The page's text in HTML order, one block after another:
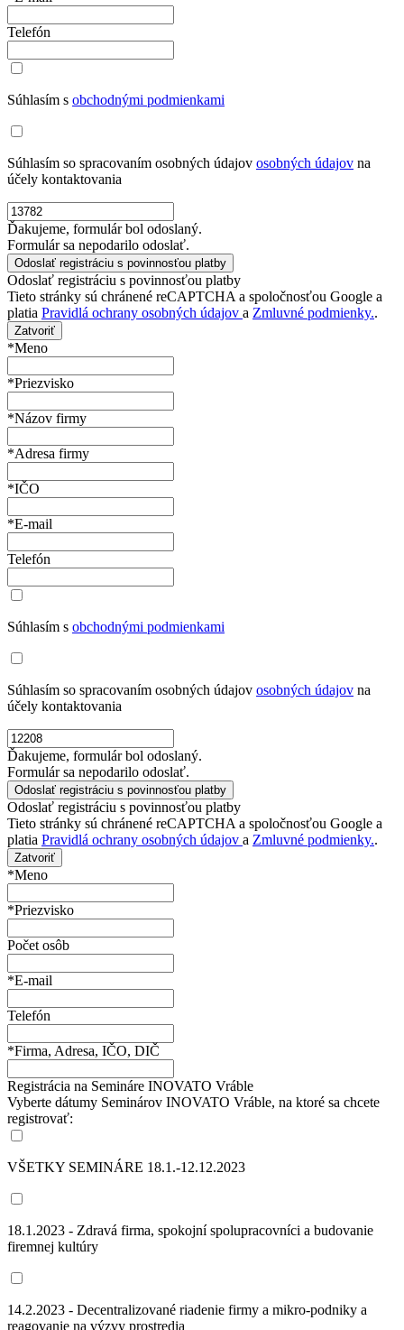
Telefón
Súhlasím s obchodnými podmienkami
Súhlasím so spracovaním osobných údajov osobných údajov na
účely kontaktovania
Ďakujeme, formulár bol odoslaný.
Formulár sa nepodarilo odoslať.
Odoslať registráciu s povinnosťou platby
Tieto stránky sú chránené reCAPTCHA a spoločnosťou Google a
platia Pravidlá ochrany osobných údajov a Zmluvné podmienky..
Zatvoriť
*Meno
*Priezvisko
*Názov firmy
*Adresa firmy
*IČO
*E-mail
Telefón
Súhlasím s obchodnými podmienkami
Súhlasím so spracovaním osobných údajov osobných údajov na
účely kontaktovania
Ďakujeme, formulár bol odoslaný.
Formulár sa nepodarilo odoslať.
Odoslať registráciu s povinnosťou platby
Tieto stránky sú chránené reCAPTCHA a spoločnosťou Google a
platia Pravidlá ochrany osobných údajov a Zmluvné podmienky..
Zatvoriť
*Meno
*Priezvisko
Počet osôb
*E-mail
Telefón
*Firma, Adresa, IČO, DIČ
Registrácia na Semináre INOVATO Vráble
Vyberte dátumy Seminárov INOVATO Vráble, na ktoré sa chcete
registrovať:
VŠETKY SEMINÁRE 18.1.-12.12.2023
18.1.2023 - Zdravá firma, spokojní spolupracovníci a budovanie
firemnej kultúry
14.2.2023 - Decentralizované riadenie firmy a mikro-podniky a
reagovanie na výzvy prostredia